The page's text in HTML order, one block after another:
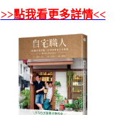
>>點我看更多詳情<<